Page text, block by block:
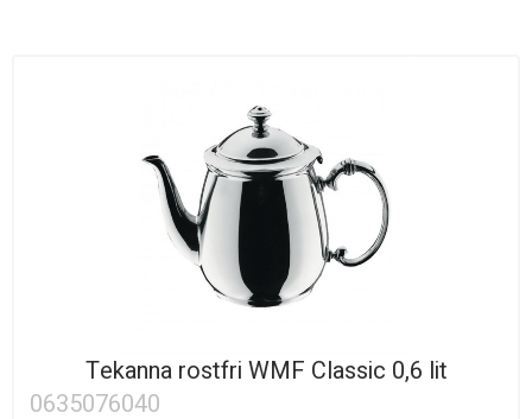
Tekanna rostfri WMF Classic 0,6 lit
0635076040